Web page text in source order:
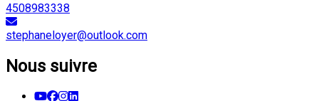
4508983338
stephaneloyer@outlook.com
Nous suivre